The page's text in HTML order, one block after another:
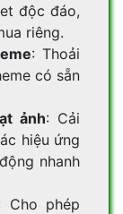
độc đáo,
riêng.
: Thoải
có sẵn
ảnh: Cải
hiệu ứng
nhanh
Cho phép